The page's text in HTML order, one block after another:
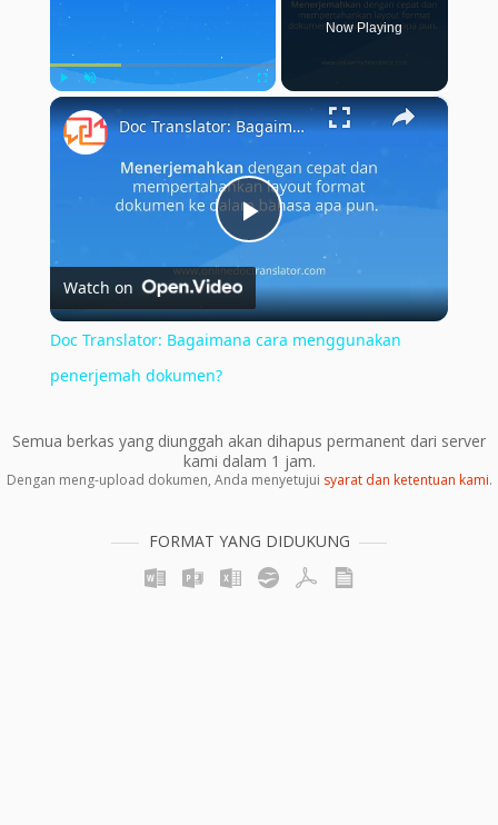
Play Unmute Fullscreen
Now Playing
×
Play
Video
Doc Translator: Bagaimana cara menggunakan penerjemah dokumen?
Watch on
Doc Translator: Bagaimana cara menggunakan
penerjemah dokumen?
Semua berkas yang diunggah akan dihapus permanent dari server
kami dalam 1 jam.
Dengan meng-upload dokumen, Anda menyetujui syarat dan ketentuan kami.
FORMAT YANG DIDUKUNG